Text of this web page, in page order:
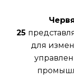
25
для